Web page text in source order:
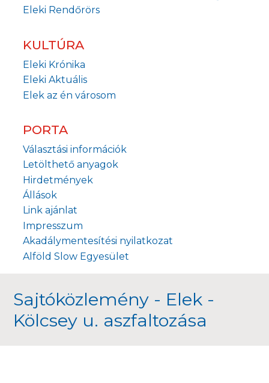
Eleki Rendőrörs
KULTÚRA
Eleki Krónika
Eleki Aktuális
Elek az én városom
PORTA
Választási információk
Letölthető anyagok
Hirdetmények
Állások
Link ajánlat
Impresszum
Akadálymentesítési nyilatkozat
Alföld Slow Egyesület
Sajtóközlemény - Elek -
Kölcsey u. aszfaltozása